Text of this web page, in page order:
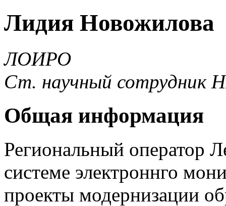
Лидия Новожилова
ЛОИРО
Ст. научный
Общая информация
Региональный оператор
системе электроннго
проекты модернизации